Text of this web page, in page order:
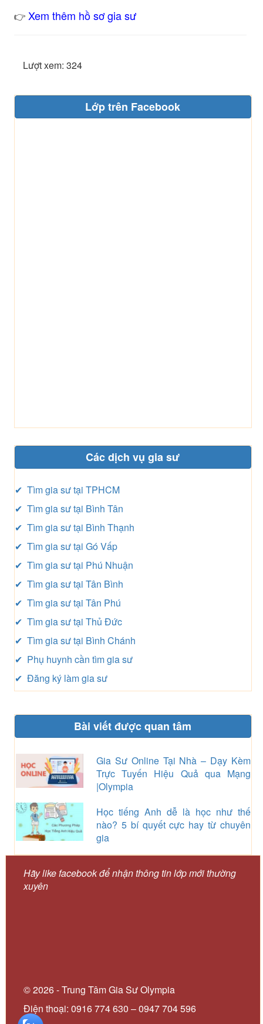
👉 Xem thêm hồ sơ gia sư
Lượt xem: 324
Lớp trên Facebook
Các dịch vụ gia sư
✔ Tìm gia sư tại TPHCM
✔ Tìm gia sư tại Bình Tân
✔ Tìm gia sư tại Bình Thạnh
✔ Tìm gia sư tại Gó Vấp
✔ Tìm gia sư tại Phú Nhuận
✔ Tìm gia sư tại Tân Bình
✔ Tìm gia sư tại Tân Phú
✔ Tìm gia sư tại Thủ Đức
✔ Tìm gia sư tại Bình Chánh
✔ Phụ huynh cần tìm gia sư
✔ Đăng ký làm gia sư
Bài viết được quan tâm
Gia Sư Online Tại Nhà – Dạy Kèm
Trực Tuyến Hiệu Quả qua Mạng
|Olympia
Học tiếng Anh dễ là học như thế
nào? 5 bí quyết cực hay từ chuyên
gia
Hãy like facebook để nhận thông tin lớp mới thường
xuyên
© 2026 - Trung Tâm Gia Sư Olympia
Điện thoại: 0916 774 630 – 0947 704 596